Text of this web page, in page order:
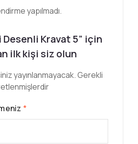
yapılmadı.
Desenli Kravat 5” için
ilk kişi siz olun
yayınlanmayacak.Gerekli
*